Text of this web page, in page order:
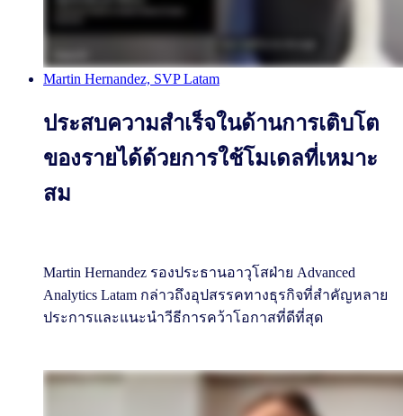
Martin Hernandez, SVP Latam
ประสบความสำเร็จในด้านการเติบโต
ของรายได้ด้วยการใช้โมเดลที่เหมาะ
สม
Martin Hernandez รองประธานอาวุโสฝ่าย Advanced
Analytics Latam กล่าวถึงอุปสรรคทางธุรกิจที่สำคัญหลาย
ประการและแนะนำวีธีการคว้าโอกาสที่ดีที่สุด